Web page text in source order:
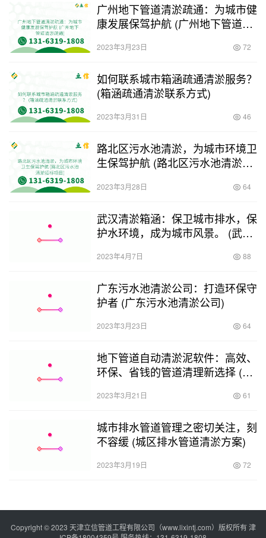
广州地下管道清淤疏通：为城市健
康发展保驾护航 (广州地下管道清
2023年3月23日 72
如何联系城市箱涵疏通清淤服务？
(箱涵疏通清淤联系方式)
2023年3月31日 46
路北区污水池清淤，为城市环境卫
生保驾护航 (路北区污水池清淤招
2023年3月28日 64
武汉清淤箱涵：保卫城市排水，保
护水环境，成为城市风景。 (武汉
2023年4月7日 88
广东污水池清淤公司：打造环保守
护者 (广东污水池清淤公司)
2023年3月23日 64
地下管道自动清淤泥软件：高效、
环保、省钱的管道清理新选择 (地
2023年3月21日 61
城市排水管道管理之密切关注，刻
不容缓 (城区排水管道清淤方案)
2023年3月19日 72
Copyright © 2023 天津立信管道工程有限公司（www.lixintj.com）版权所有津